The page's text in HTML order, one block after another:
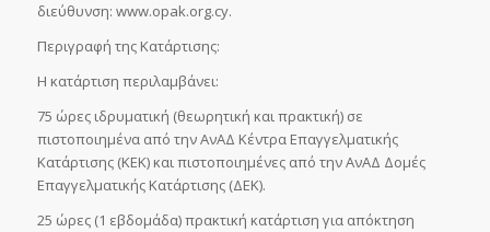
διεύθυνση: www.opak.org.cy.
Περιγραφή της Κατάρτισης:
Η κατάρτιση περιλαμβάνει:
75 ώρες ιδρυματική (θεωρητική και πρακτική) σε
πιστοποιημένα από την ΑνΑΔ Κέντρα Επαγγελματικής
Κατάρτισης (ΚΕΚ) και πιστοποιημένες από την ΑνΑΔ Δομές
Επαγγελματικής Κατάρτισης (ΔΕΚ).
25 ώρες (1 εβδομάδα) πρακτική κατάρτιση για απόκτηση